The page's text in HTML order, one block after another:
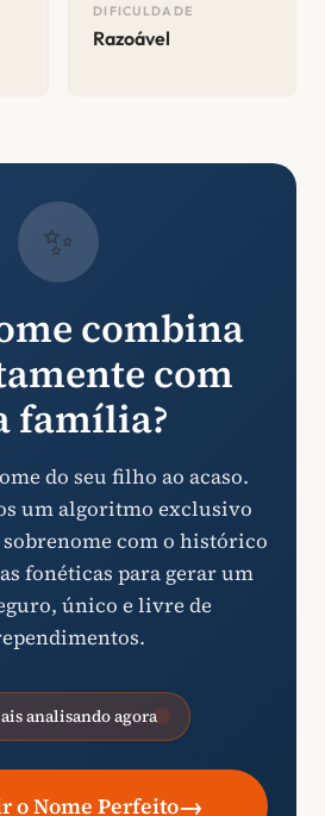
DIFICULDADE
Razoável
✨
combina
com
família?
do seu filho ao acaso.
um algoritmo exclusivo
sobrenome com o histórico
fonéticas para gerar um
único e livre de
analisando agora
o Nome Perfeito→